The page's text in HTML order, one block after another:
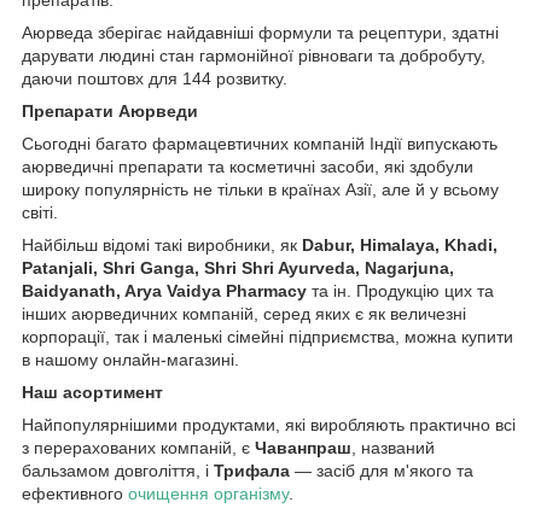
Аюрведа зберігає найдавніші формули та рецептури, здатні
дарувати людині стан гармонійної рівноваги та добробуту,
даючи поштовх для 144 розвитку.
Препарати Аюрведи
Сьогодні багато фармацевтичних компаній Індії випускають
аюрведичні препарати та косметичні засоби, які здобули
широку популярність не тільки в країнах Азії, але й у всьому
світі.
Найбільш відомі такі виробники, як Dabur, Himalaya, Khadi,
Patanjali, Shri Ganga, Shri Shri Ayurveda, Nagarjuna,
Baidyanath, Arya Vaidya Pharmacy та ін. Продукцію цих та
інших аюрведичних компаній, серед яких є як величезні
корпорації, так і маленькі сімейні підприємства, можна купити
в нашому онлайн-магазині.
Наш асортимент
Найпопулярнішими продуктами, які виробляють практично всі
з перерахованих компаній, є Чаванпраш , названий
бальзамом довголіття, і Трифала — засіб для м'якого та
ефективного очищення організму.